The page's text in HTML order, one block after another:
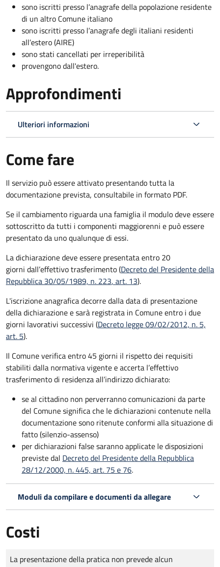
sono iscritti presso l’anagrafe della popolazione residente
di un altro Comune italiano
sono iscritti presso l’anagrafe degli italiani residenti
all’estero (AIRE)
sono stati cancellati per irreperibilità
provengono dall'estero.
Approfondimenti
Ulteriori informazioni
Come fare
Il servizio può essere attivato presentando tutta la
documentazione prevista, consultabile in formato PDF.
Se il cambiamento riguarda una famiglia il modulo deve essere
sottoscritto da tutti i componenti maggiorenni e può essere
presentato da uno qualunque di essi.
La dichiarazione deve essere presentata entro 20
giorni dall’effettivo trasferimento (Decreto del Presidente della
Repubblica 30/05/1989, n. 223, art. 13).
L'iscrizione anagrafica decorre dalla data di presentazione
della dichiarazione e sarà registrata in Comune entro i due
giorni lavorativi successivi (Decreto legge 09/02/2012, n. 5,
art. 5).
Il Comune verifica entro45 giorni il rispetto dei requisiti
stabiliti dalla normativa vigente e accerta l’effettivo
trasferimento di residenza all’indirizzo dichiarato:
se al cittadino non perverranno comunicazioni da parte
del Comune significa che le dichiarazioni contenute nella
documentazione sono ritenute conformi alla situazione di
fatto (silenzio-assenso)
per dichiarazioni false saranno applicate le disposizioni
previste dal Decreto del Presidente della Repubblica
28/12/2000, n. 445, art. 75 e 76.
Moduli da compilare e documenti da allegare
Costi
Tipo di pagamento
Importo
La presentazione della pratica non prevede alcun